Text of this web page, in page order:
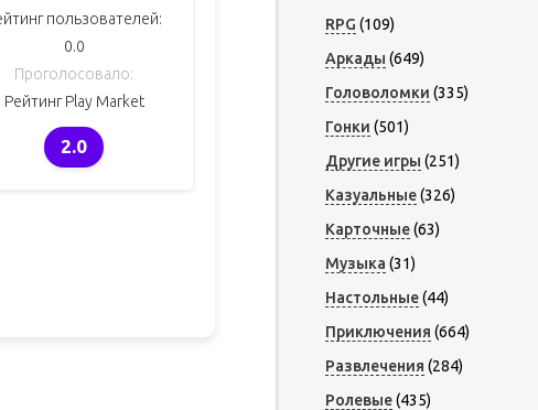
пользователей:
0.0
Проголосовало:
Рейтинг Play Market
2.0
RPG (109)
Аркады (649)
Головоломки (335)
Гонки (501)
Другие игры (251)
Казуальные(326)
Карточные(63)
Музыка (31)
Настольные(44)
Приключения (664)
Развлечения (284)
Ролевые(435)